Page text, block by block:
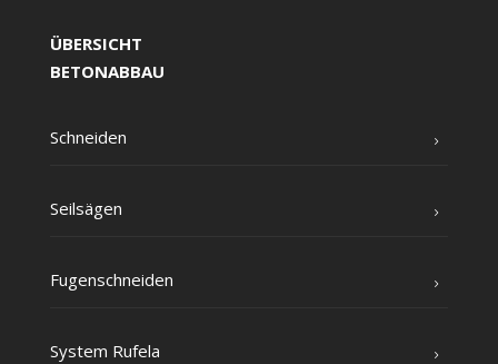
ÜBERSICHT
BETONABBAU
Schnei­den
Seil­sä­gen
Fugen­schnei­den
Sys­tem Rufela